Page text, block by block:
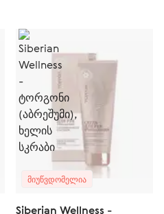
ᲛᲘᲣᲬᲕᲓᲝᲛᲔᲚᲘᲐ
Siberian Wellness -